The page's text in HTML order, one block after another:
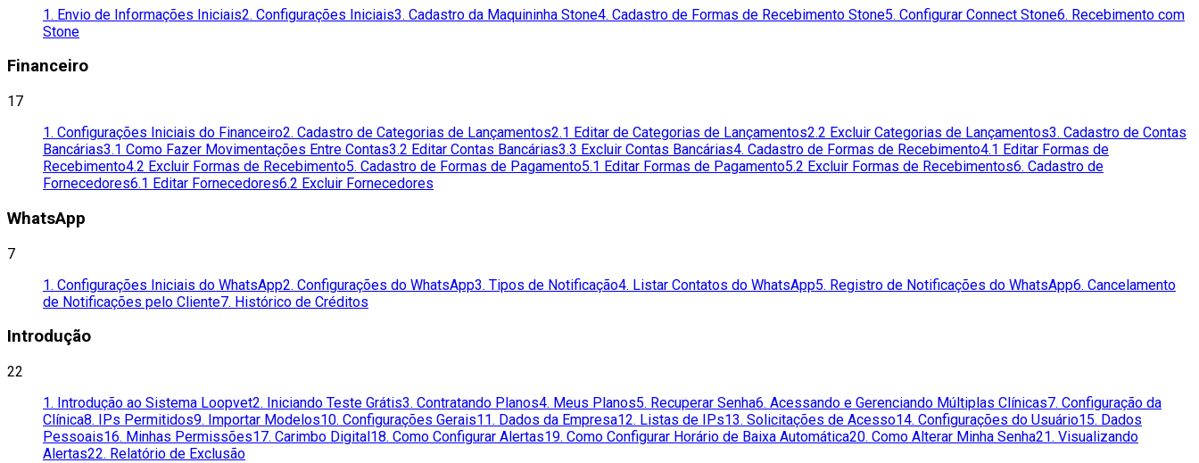
1. Envio de Informações Iniciais2. Configurações Iniciais3. Cadastro da Maquininha Stone4. Cadastro de Formas de Recebimento Stone5. Configurar Connect Stone6. Recebimento com
Stone
Financeiro
17
1. Configurações Iniciais do Financeiro2. Cadastro de Categorias de Lançamentos2.1 Editar de Categorias de Lançamentos2.2 Excluir Categorias de Lançamentos3. Cadastro de Contas
Bancárias3.1 Como Fazer Movimentações Entre Contas3.2 Editar Contas Bancárias3.3 Excluir Contas Bancárias4. Cadastro de Formas de Recebimento4.1 Editar Formas de
Recebimento4.2 Excluir Formas de Recebimento5. Cadastro de Formas de Pagamento5.1 Editar Formas de Pagamento5.2 Excluir Formas de Recebimentos6. Cadastro de
Fornecedores6.1 Editar Fornecedores6.2 Excluir Fornecedores
WhatsApp
7
1. Configurações Iniciais do WhatsApp2. Configurações do WhatsApp3. Tipos de Notificação4. Listar Contatos do WhatsApp5. Registro de Notificações do WhatsApp6. Cancelamento
de Notificações pelo Cliente7. Histórico de Créditos
Introdução
22
1. Introdução ao Sistema Loopvet2. Iniciando Teste Grátis3. Contratando Planos4. Meus Planos5. Recuperar Senha6. Acessando e Gerenciando Múltiplas Clínicas7. Configuração da
Clínica8. IPs Permitidos9. Importar Modelos10. Configurações Gerais11. Dados da Empresa12. Listas de IPs13. Solicitações de Acesso14. Configurações do Usuário15. Dados
Pessoais16. Minhas Permissões17. Carimbo Digital18. Como Configurar Alertas19. Como Configurar Horário de Baixa Automática20. Como Alterar Minha Senha21. Visualizando
Alertas22. Relatório de Exclusão